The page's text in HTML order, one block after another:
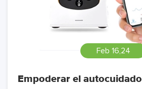
Feb 16,24
Empoderar el